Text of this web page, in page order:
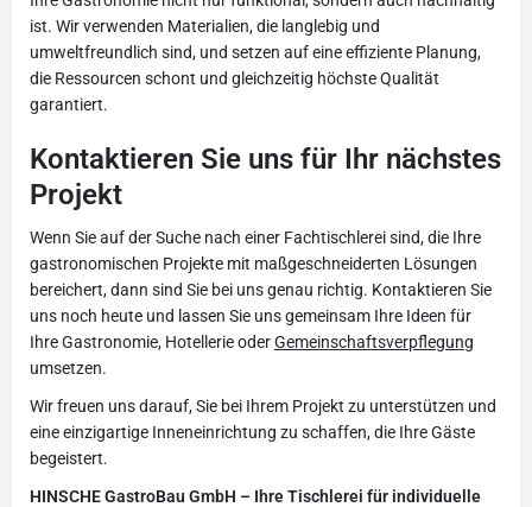
ist. Wir verwenden Materialien, die langlebig und
umweltfreundlich sind, und setzen auf eine effiziente Planung,
die Ressourcen schont und gleichzeitig höchste Qualität
garantiert.
Kontaktieren Sie uns für Ihr nächstes
Projekt
Wenn Sie auf der Suche nach einer Fachtischlerei sind, die Ihre
gastronomischen Projekte mit maßgeschneiderten Lösungen
bereichert, dann sind Sie bei uns genau richtig. Kontaktieren Sie
uns noch heute und lassen Sie uns gemeinsam Ihre Ideen für
Ihre Gastronomie, Hotellerie oderGemeinschaftsverpflegung
umsetzen.
Wir freuen uns darauf, Sie bei Ihrem Projekt zu unterstützen und
eine einzigartige Inneneinrichtung zu schaffen, die Ihre Gäste
begeistert.
HINSCHE GastroBau GmbH – Ihre Tischlerei für individuelle